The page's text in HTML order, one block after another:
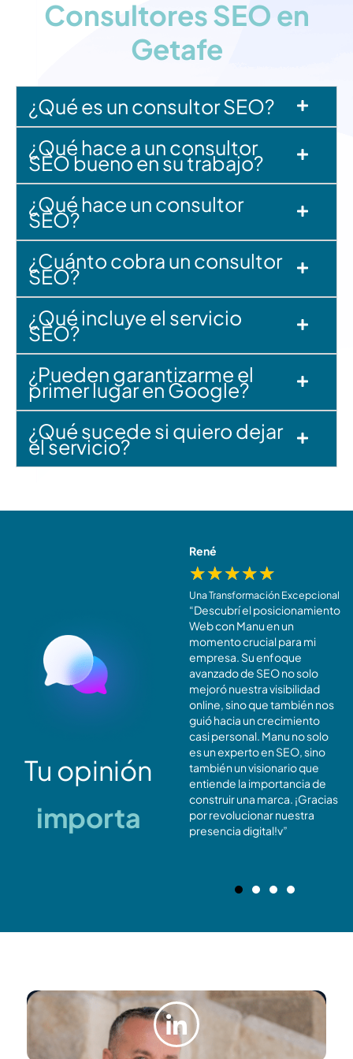
a
c
i
d
Consultores SEO en
Getafe
¿Qué es un consultor SEO?
¿Qué hace a un consultor
SEO bueno en su trabajo?
¿Qué hace un consultor
SEO?
¿Cuánto cobra un consultor
SEO?
¿Qué incluye el servicio
SEO?
¿Pueden garantizarme el
primer lugar en Google?
¿Qué sucede si quiero dejar
el servicio?
Tu opinión
importa
Avanzado con Manu Fraga ha
demostrado ser invaluable.
He experimentado un buen
retorno de inversión en
René
★★★★★
Una Transformación Excepcional
“Descubrí el posicionamiento
Web con Manu en un
momento crucial para mi
empresa. Su enfoque
avanzado de SEO no solo
mejoró nuestra visibilidad
online, sino que también nos
guió hacia un crecimiento
casi personal. Manu no solo
es un experto en SEO, sino
también un visionario que
entiende la importancia de
construir una marca. ¡Gracias
por revolucionar nuestra
presencia digital!v”